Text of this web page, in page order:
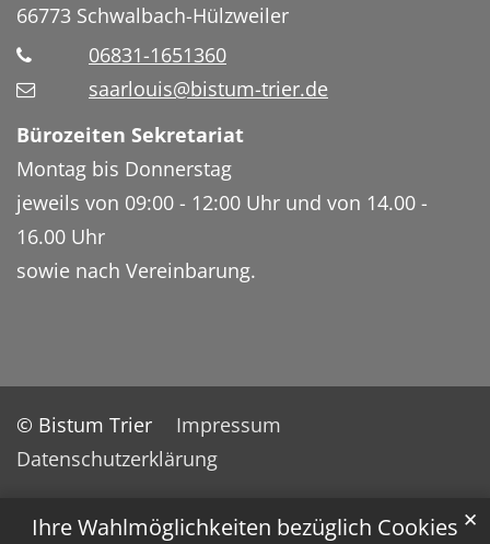
Ihre Wahlmöglichkeiten bezüglich Cookies ✕
66773 Schwalbach-Hülzweiler
06831-1651360
saarlouis@bistum-trier.de
Bürozeiten Sekretariat
Montag bis Donnerstag
jeweils von 09:00 - 12:00 Uhr und von 14.00 -
16.00 Uhr
sowie nach Vereinbarung.
© Bistum Trier
Impressum
Datenschutzerklärung